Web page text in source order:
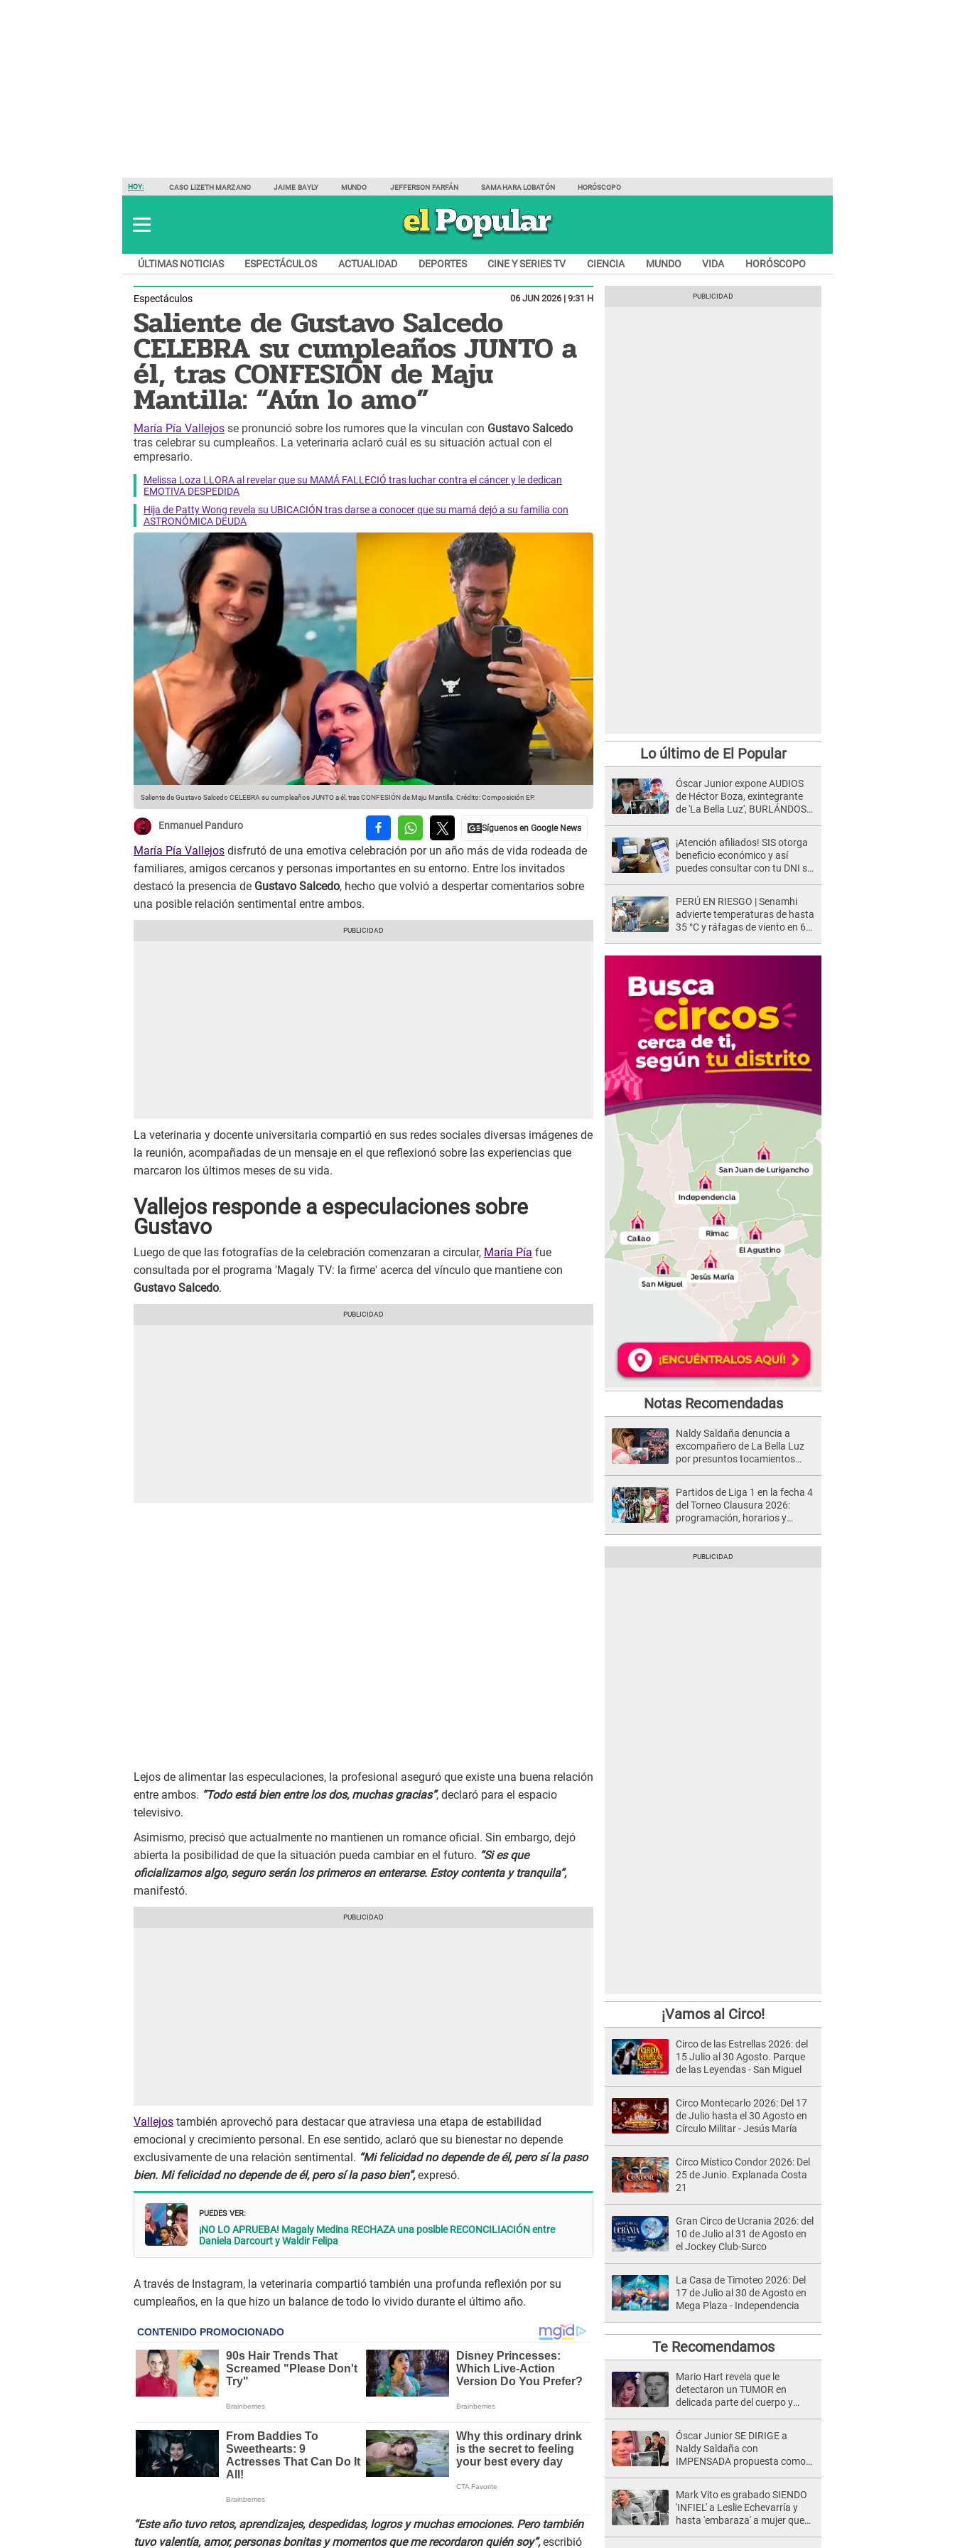
HOY: CASO LIZETH MARZANO JAIME BAYLY MUNDO JEFFERSON FARFÁN SAMAHARA LOBATÓN HORÓSCOPO
ÚLTIMAS NOTICIAS ESPECTÁCULOS ACTUALIDAD DEPORTES CINE Y SERIES TV CIENCIA MUNDO VIDA HORÓSCOPO
Espectáculos 06 JUN 2026 | 9:31 H
Saliente de Gustavo Salcedo
CELEBRA su cumpleaños JUNTO a
él, tras CONFESIÓN de Maju
Mantilla: “Aún lo amo”
María Pía Vallejos se pronunció sobre los rumores que la vinculan con Gustavo Salcedo
tras celebrar su cumpleaños. La veterinaria aclaró cuál es su situación actual con el
empresario.
Melissa Loza LLORA al revelar que su MAMÁ FALLECIÓ tras luchar contra el cáncer y le dedican
EMOTIVA DESPEDIDA
Hija de Patty Wong revela su UBICACIÓN tras darse a conocer que su mamá dejó a su familia con
ASTRONÓMICA DEUDA
Saliente de Gustavo Salcedo CELEBRA su cumpleaños JUNTO a él, tras CONFESIÓN de Maju Mantilla. Crédito: Composición EP.
Enmanuel Panduro
María Pía Vallejos disfrutó de una emotiva celebración por un año más de vida rodeada de
familiares, amigos cercanos y personas importantes en su entorno. Entre los invitados
destacó la presencia de Gustavo Salcedo, hecho que volvió a despertar comentarios sobre
una posible relación sentimental entre ambos.
La veterinaria y docente universitaria compartió en sus redes sociales diversas imágenes de
la reunión, acompañadas de un mensaje en el que reflexionó sobre las experiencias que
marcaron los últimos meses de su vida.
Vallejos responde a especulaciones sobre
Gustavo
Luego de que las fotografías de la celebración comenzaran a circular, María Pía fue
consultada por el programa 'Magaly TV: la firme' acerca del vínculo que mantiene con
Gustavo Salcedo.
Lejos de alimentar las especulaciones, la profesional aseguró que existe una buena relación
entre ambos. “Todo está bien entre los dos, muchas gracias”, declaró para el espacio
televisivo.
Asimismo, precisó que actualmente no mantienen un romance oficial. Sin embargo, dejó
abierta la posibilidad de que la situación pueda cambiar en el futuro. “Si es que
oficializamos algo, seguro serán los primeros en enterarse. Estoy contenta y tranquila”,
manifestó.
Vallejos también aprovechó para destacar que atraviesa una etapa de estabilidad
emocional y crecimiento personal. En ese sentido, aclaró que su bienestar no depende
exclusivamente de una relación sentimental. “Mi felicidad no depende de él, pero sí la paso
bien. Mi felicidad no depende de él, pero sí la paso bien”,expresó.
PUEDES VER:
¡NO LO APRUEBA! Magaly Medina RECHAZA una posible RECONCILIACIÓN entre
Daniela Darcourt y Waldir Felipa
A través de Instagram, la veterinaria compartió también una profunda reflexión por su
cumpleaños, en la que hizo un balance de todo lo vivido durante el último año.
“Este año tuvo retos, aprendizajes, despedidas, logros y muchas emociones. Pero también
tuvo valentía, amor, personas bonitas y momentos que me recordaron quién soy”,escribió
Lo último de El Popular
Óscar Junior expone AUDIOS
de Héctor Boza, exintegrante
de 'La Bella Luz', BURLÁNDOSE
¡Atención afiliados! SIS otorga
beneficio económico y así
puedes consultar con tu DNI si
PERÚ EN RIESGO | Senamhi
advierte temperaturas de hasta
35 °C y ráfagas de viento en 6
Notas Recomendadas
Naldy Saldaña denuncia a
excompañero de La Bella Luz
por presuntos tocamientos
Partidos de Liga 1 en la fecha 4
del Torneo Clausura 2026:
programación, horarios y
¡Vamos al Circo!
Circo de las Estrellas 2026: del
15 Julio al 30 Agosto. Parque
de las Leyendas - San Miguel
Circo Montecarlo 2026: Del 17
de Julio hasta el 30 Agosto en
Círculo Militar - Jesús María
Circo Místico Condor 2026: Del
25 de Junio. Explanada Costa
21
Gran Circo de Ucrania 2026: del
10 de Julio al 31 de Agosto en
el Jockey Club-Surco
La Casa de Timoteo 2026: Del
17 de Julio al 30 de Agosto en
Mega Plaza - Independencia
Te Recomendamos
Mario Hart revela que le
detectaron un TUMOR en
delicada parte del cuerpo y
muy fuertes..."
Óscar Junior SE DIRIGE a
Naldy Saldaña con
IMPENSADA propuesta como
Mark Vito es grabado SIENDO
'INFIEL' a Leslie Echevarría y
hasta 'embaraza' a mujer que